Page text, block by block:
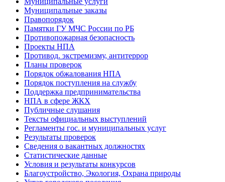
Муниципальные заказы
Правопорядок
Памятки ГУ МЧС России по РБ
Противопожарная безопасность
Проекты НПА
Противод. экстремизму, антитеррор
Планы проверок
Порядок обжалования НПА
Порядок поступления на службу
Поддержка предпринимательства
НПА в сфере ЖКХ
Публичные слушания
Тексты официальных выступлений
Регламенты гос. и муниципальных услуг
Результаты проверок
Сведения о вакантных должностях
Статистические данные
Условия и результаты конкурсов
Благоустройство, Экология, Охрана природы